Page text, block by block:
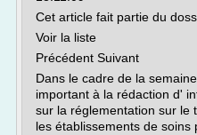
Cet article fait partie du
Voir la liste
Précédent Suivant
Dans le cadre de la
important à la rédaction d'
sur la réglementation sur le
les établissements de soins